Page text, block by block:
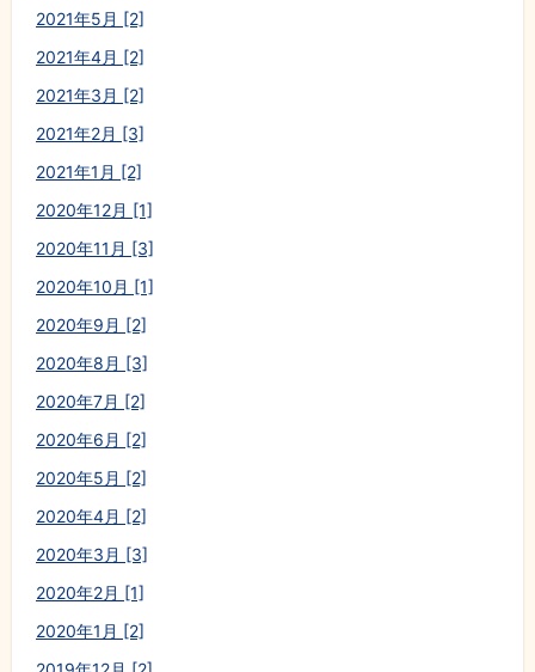
2021年5月 [2]
2021年4月 [2]
2021年3月 [2]
2021年2月 [3]
2021年1月 [2]
2020年12月 [1]
2020年11月 [3]
2020年10月 [1]
2020年9月 [2]
2020年8月 [3]
2020年7月 [2]
2020年6月 [2]
2020年5月 [2]
2020年4月 [2]
2020年3月 [3]
2020年2月 [1]
2020年1月 [2]